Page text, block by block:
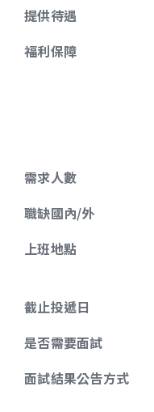
提供待遇
福利保障
需求人數
職缺國內/外
上班地點
截止投遞日
是否需要面試
面試結果公告方式